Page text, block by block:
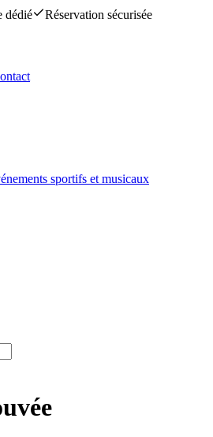
dédié
Réservation sécurisée
sportifs et musicaux